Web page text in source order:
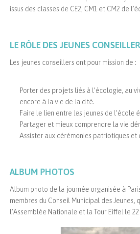
issus des classes de CE2, CM1 et CM2 de
LE RÔLE DES JEUNES
Les jeunes conseillers ont pour mission de :
Porter des projets liés à l’écologie, au
encore à la vie de la cité.
Faire le lien entre les jeunes de l’école
Partager et mieux comprendre la vie
Assister aux cérémonies patriotiques et
ALBUM PHOTOS
Album photo de la journée organisée à
membres du Conseil Municipal des Jeunes,
l'Assemblée Nationale et la Tour Eiffel le